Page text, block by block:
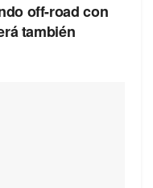
off-road con
también